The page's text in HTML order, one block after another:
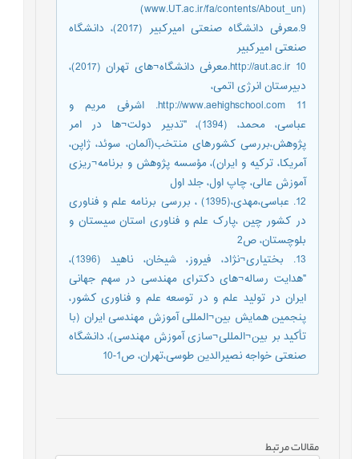
9.معرفی دانشگاه صنعتی امیرکبیر (2017)، دانشگاه
صنعتی امیرکبیر
http://aut.ac.ir 10.معرفی دانشگاه¬های تهران (2017)،
دبیرستان انرژی اتمی،
http://www.aehighschool.com 11. اشرفی مریم و
عباسی، محمد، (1394)، "تدبیر دولت¬ها در امر
پژوهش،بررسی کشورهای منتخب(آلمان، سوئد، ژاپن،
آمریکا، ترکیه و ایران)، مؤسسه پژوهش و برنامه¬ریزی
آموزش عالی، چاپ اول، جلد اول
12. عباسی،مهدی،(1395) ، بررسی برنامه علم و فناوری
در کشور چین ،پارک علم و فناوری استان سیستان و
بلوچستان، ص2
13. بختیاری¬نژاد، فیروز، شیخان، ناهید (1396)،
"هدایت رساله¬های دکترای مهندسی در سهم جهانی
ایران در تولید علم و در توسعه علم و فناوری کشور،
پنجمین همایش بین¬المللی آموزش مهندسی ایران (با
تأکید بر بین¬المللی¬سازی آموزش مهندسی)، دانشگاه
صنعتی خواجه نصیرالدین طوسی،تهران، ص1-10
مقالات مرتبط